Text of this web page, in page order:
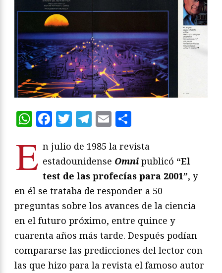
WhatsApp
Facebook
Twitter
Telegram
Email
E n julio de 1985 la revista
estadounidense Omni publicó “El
test de las profecías para 2001”, y
en él se trataba de responder a 50
preguntas sobre los avances de la ciencia
en el futuro próximo, entre quince y
cuarenta años más tarde. Después podían
compararse las predicciones del lector con
las que hizo para la revista el famoso autor